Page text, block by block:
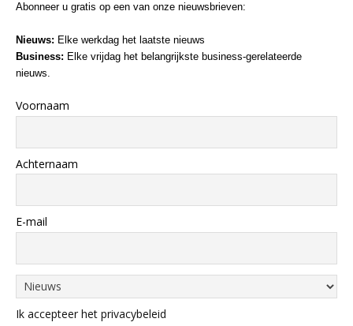
Abonneer u gratis op een van onze nieuwsbrieven:
Nieuws: Elke werkdag het laatste nieuws
Business: Elke vrijdag het belangrijkste business-gerelateerde
nieuws.
Voornaam
Achternaam
E-mail
Ik accepteer het privacybeleid